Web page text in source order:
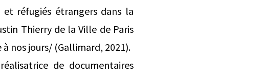
réfugiés étrangers dans la
Thierry de la Ville de Paris
à nos jours/ (Gallimard, 2021).
de documentaires